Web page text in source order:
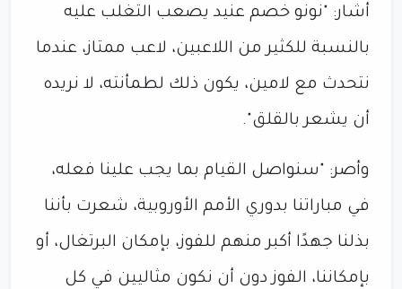
أشار: "نونو خصم عنيد يصعب التغلب عليه
بالنسبة للكثير من اللاعبين، لاعب ممتاز، عندما
نتحدث مع لامين، يكون ذلك لطمأنته، لا نريده
أن يشعر بالقلق".
وأصر: "سنواصل القيام بما يجب علينا فعله،
في مباراتنا بدوري الأمم الأوروبية، شعرت بأننا
بذلنا جهدًا أكبر منهم للفوز، بإمكان البرتغال، أو
بإمكاننا، الفوز دون أن نكون مثاليين في كل